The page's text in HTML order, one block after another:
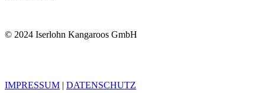
© 2024 Iserlohn Kangaroos GmbH
IMPRESSUM | DATENSCHUTZ